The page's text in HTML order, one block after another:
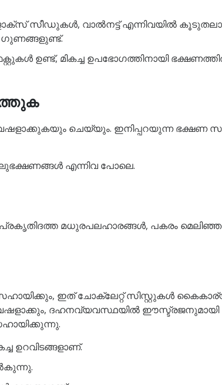
സീഡുകൾ, വാൽനട്ട് എന്നിവയിൽ
ഗുണങ്ങളുണ്ട്.
ഉണ്ട്, മികച്ച ഉപഭോഗത്തിനായി
വഷളാക്കുകയും ചെയ്യും. ഇനിപ്പറയുന്ന ഭക്ഷണ
എന്നിവ പോലെ.
മധുരപലഹാരങ്ങൾ, പകരം മെലിഞ്ഞ
ഇത് ചോക്ലേറ്റ് സിസ്റ്റുകൾ
ദഹനവ്യവസ്ഥയിൽ ഈസ്ട്രജനുമായി
ഉറവിടങ്ങളാണ്.